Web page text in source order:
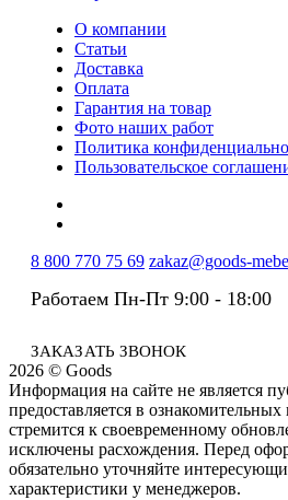
О компании
Статьи
Доставка
Оплата
Гарантия на товар
Фото наших работ
Политика
Пользовательское
8 800 770 75 69 zakaz@goods-
Работаем Пн-Пт 9:00 - 18:00
ЗАКАЗАТЬ ЗВОНОК
2026 © Goods
Информация на сайте не является
предоставляется в
стремится к своевременному
исключены расхождения. Перед
обязательно уточняйте
характеристики у менеджеров.